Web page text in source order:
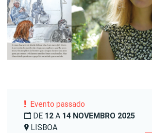
Evento passado
DE 12 A 14 NOVEMBRO 2025
LISBOA